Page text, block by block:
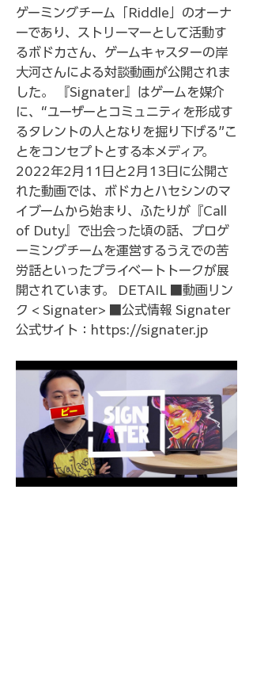
ゲーミングチーム「Riddle」のオーナ
ーであり、ストリーマーとして活動す
るボドカさん、ゲームキャスターの岸
大河さんによる対談動画が公開されま
した。 『Signater』はゲームを媒介
に、“ユーザーとコミュニティを形成す
るタレントの人となりを掘り下げる”こ
とをコンセプトとする本メディア。
2022年2月11日と2月13日に公開さ
れた動画では、ボドカとハセシンのマ
イブームから始まり、ふたりが『Call
of Duty』で出会った頃の話、プロゲ
ーミングチームを運営するうえでの苦
労話といったプライベートトークが展
開されています。 DETAIL ■動画リン
ク < Signater> ■公式情報 Signater
公式サイト： https://signater.jp